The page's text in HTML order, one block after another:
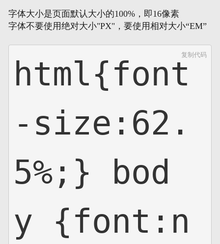
字体大小是页面默认大小的100%，即16像素
字体不要使用绝对大小"PX"，要使用相对大小“EM”
复制代码
html{font
-size:62.
5%;} bod
y {font:n